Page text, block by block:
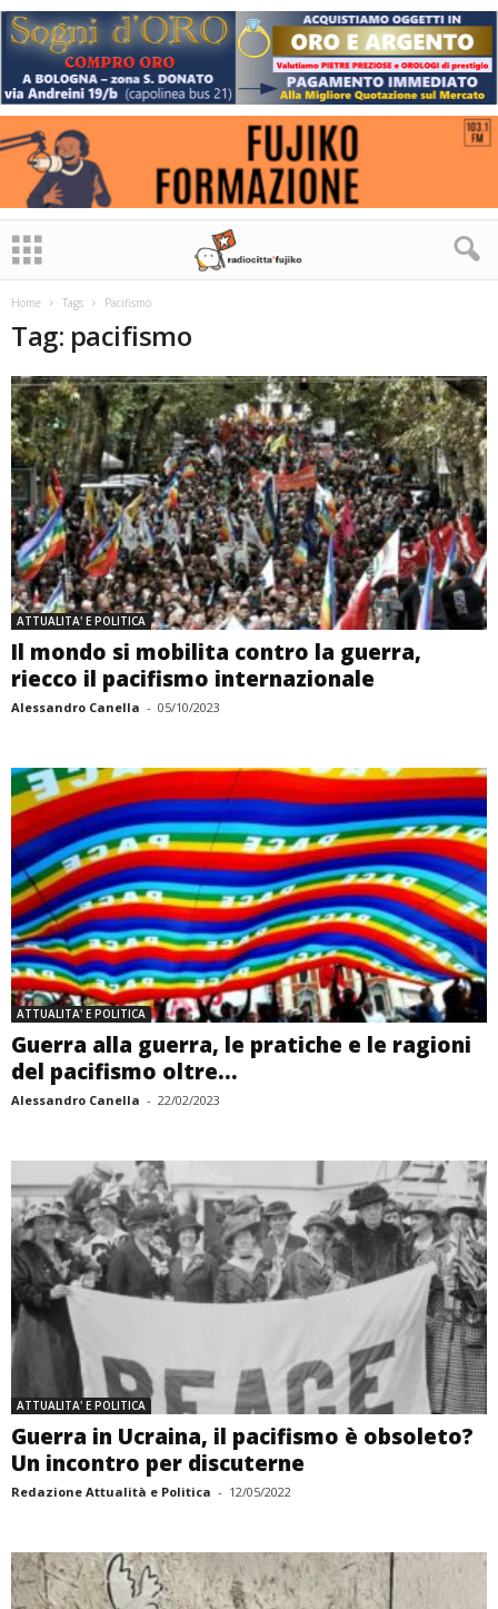
Home Tags Pacifismo
Tag: pacifismo
ATTUALITA' E POLITICA
Il mondo si mobilita contro la guerra,
riecco il pacifismo internazionale
Alessandro Canella - 05/10/2023
ATTUALITA' E POLITICA
Guerra alla guerra, le pratiche e le ragioni
del pacifismo oltre...
Alessandro Canella - 22/02/2023
ATTUALITA' E POLITICA
Guerra in Ucraina, il pacifismo è obsoleto?
Un incontro per discuterne
Redazione Attualità e Politica - 12/05/2022